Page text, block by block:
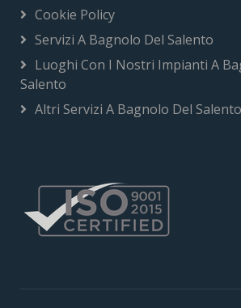
Cookie Policy
Servizi A Bagnolo Del Salento
Luoghi Con I Nostri Impianti A
Salento
Altri Servizi A Bagnolo Del Salento